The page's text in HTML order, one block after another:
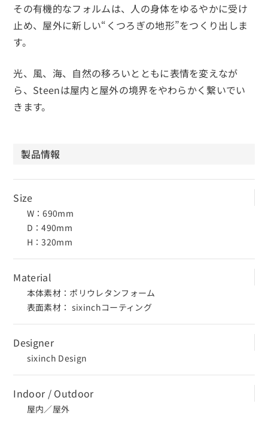
その有機的なフォルムは、人の身体をゆるやかに受け
止め、屋外に新しい“くつろぎの地形”をつくり出しま
す。
光、風、海、自然の移ろいとともに表情を変えなが
ら、Steenは屋内と屋外の境界をやわらかく繋いでい
きます。
製品情報
Size
W：690mm
D：490mm
H：320mm
Material
本体素材：ポリウレタンフォーム
表面素材： sixinchコーティング
Designer
sixinch Design
Indoor / Outdoor
屋内／屋外